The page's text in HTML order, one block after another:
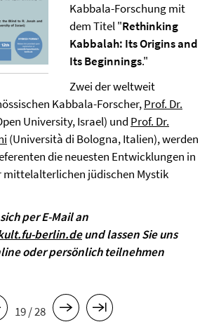
Kabbala-Forschung mit
dem Titel "Rethinking
Kabbalah: Its Origins and
Its Beginnings."
Zwei der weltweit
Kabbala-Forscher,Prof. Dr.
University, Israel) und Prof. Dr.
(Università di Bologna, Italien), werden
die neuesten Entwicklungen in
mittelalterlichen jüdischen Mystik
per E-Mail an
berlin.deund lassen Sie uns
oder persönlich teilnehmen
19 / 28